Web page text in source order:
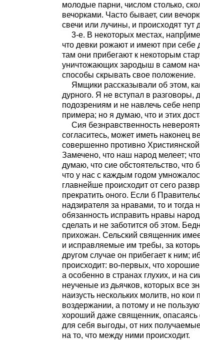
молодые парни, числом столько,
вечорками. Часто бывает, сии
свечи или лучины, и происходят тут
3-е. В некоторых местах,
что девки рожают и имеют при себе
там они прибегают к некоторым
уничтожающих зародыш в самом
способы скрывать свое положение.
Ямщики рассказывали об этом,
дурного. Я не вступал в
подозрениям и не навлечь себе
примера; но я думаю, что и этих
Сия безнравственность
согласитесь, может иметь наконец
совершенно противно
Замечено, что наш народ мелеет;
думаю, что сие обстоятельство, что
что у нас с каждым годом
главнейше происходит от сего
прекратить оного. Если б
надзирателя за нравами, то и тогда
обязанность исправить нравы
сделать и не заботится об этом.
прихожан. Сельский священник
и исправляемые им требы, за
другом случае он прибегает к ним;
происходит: во-первых, что
а особенно в странах глухих, и на
неученые из дьячков, которых все
наизусть нескольких молитв, но
воздержании, а потому и не
хороший даже священник, опасаясь
для себя выгоды, от них
на то, что между ними происходит.